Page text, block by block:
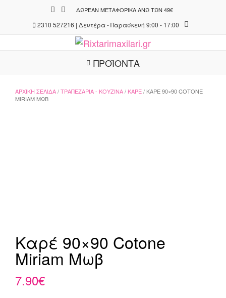
content
ΔΩΡΕΆΝ ΜΕΤΑΦΟΡΙΚΆ ΆΝΩ ΤΩΝ 49€
2310 527216 | Δευτέρα - Παρασκευή 9:00 - 17:00
ΠΡΟΪΟΝΤΑ
ΑΡΧΙΚΉ ΣΕΛΊΔΑ/ΤΡΑΠΕΖΑΡΊΑ - ΚΟΥΖΊΝΑ/ ΚΑΡΈ/ ΚΑΡΈ 90×90 COTONE
MIRIAM ΜΩΒ
Καρέ 90×90 Cotone
Miriam Μωβ
7.90€